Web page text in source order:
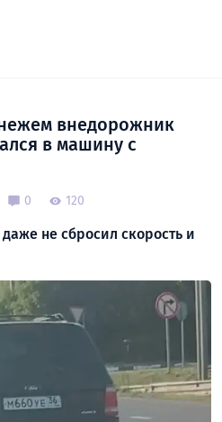
внедорожник
в машину с
0 120
не сбросил скорость и